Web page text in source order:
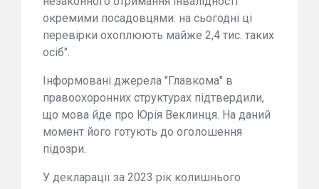
окремими посадовцями: на сьогодні ці
перевірки охоплюють майже 2,4 тис. таких
осіб".
Інформовані джерела "Главкома" в
правоохоронних структурах підтвердили,
що мова йде про Юрія Веклинця. На даний
момент його готують до оголошення
підозри.
У декларації за 2023 рік колишнього